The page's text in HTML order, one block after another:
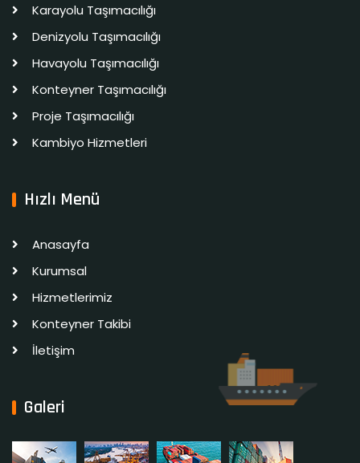
Karayolu Taşımacılığı
Denizyolu Taşımacılığı
Havayolu Taşımacılığı
Konteyner Taşımacılığı
Proje Taşımacılığı
Kambiyo Hizmetleri
Hızlı Menü
Anasayfa
Kurumsal
Hizmetlerimiz
Konteyner Takibi
İletişim
Galeri